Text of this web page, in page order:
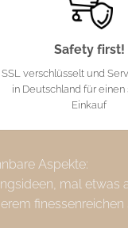
Safety first!
SSL verschlüsselt und
in Deutschland für einen
Einkauf
Aspekte:
mal etwas
finessenreichen